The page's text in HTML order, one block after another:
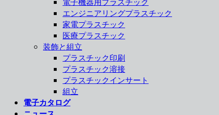
エンジニアリングプラスチック
家電プラスチック
医療プラスチック
装飾と組立
プラスチック印刷
プラスチック溶接
プラスチックインサート
組立
電子カタログ